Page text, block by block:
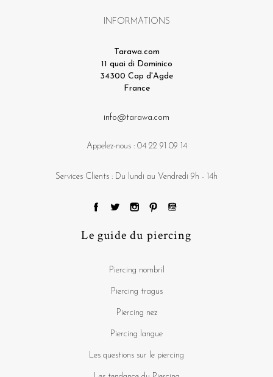
INFORMATIONS
Tarawa.com
11 quai di Dominico
34300 Cap d'Agde
France
info@tarawa.com
Appelez-nous : 04 22 91 09 14
Services Clients : Du lundi au Vendredi 9h - 14h
Le guide du piercing
Piercing nombril
Piercing tragus
Piercing nez
Piercing langue
Les questions sur le piercing